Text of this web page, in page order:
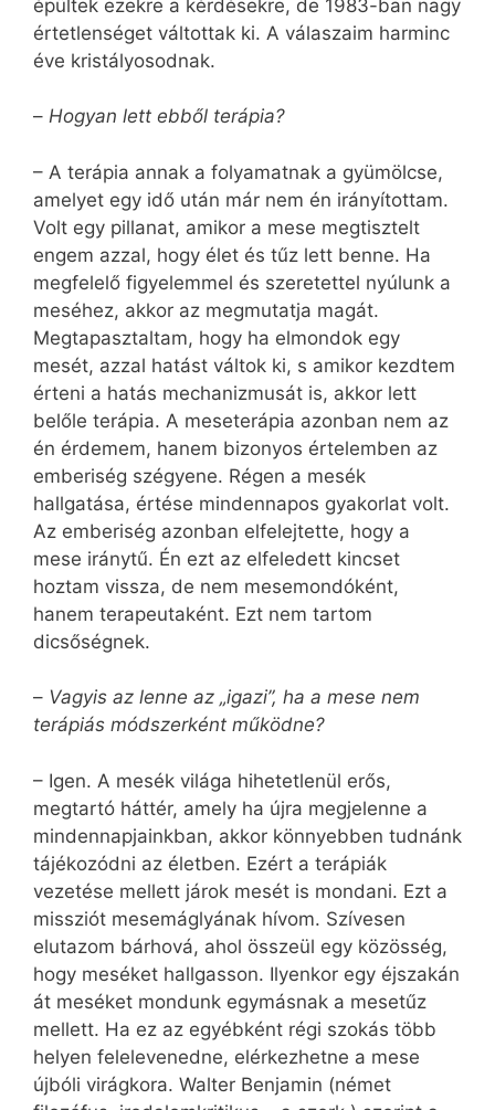
épültek ezekre a kérdésekre, de 1983-ban nagy
értetlenséget váltottak ki. A válaszaim harminc
éve kristályosodnak.
– Hogyan lett ebből terápia?
– A terápia annak a folyamatnak a gyümölcse,
amelyet egy idő után már nem én irányítottam.
Volt egy pillanat, amikor a mese megtisztelt
engem azzal, hogy élet és tűz lett benne. Ha
megfelelő figyelemmel és szeretettel nyúlunk a
meséhez, akkor az megmutatja magát.
Megtapasztaltam, hogy ha elmondok egy
mesét, azzal hatást váltok ki, s amikor kezdtem
érteni a hatás mechanizmusát is, akkor lett
belőle terápia. A meseterápia azonban nem az
én érdemem, hanem bizonyos értelemben az
emberiség szégyene. Régen a mesék
hallgatása, értése mindennapos gyakorlat volt.
Az emberiség azonban elfelejtette, hogy a
mese iránytű. Én ezt az elfeledett kincset
hoztam vissza, de nem mesemondóként,
hanem terapeutaként. Ezt nem tartom
dicsőségnek.
– Vagyis az lenne az „igazi”, ha a mese nem
terápiás módszerként működne?
– Igen. A mesék világa hihetetlenül erős,
megtartó háttér, amely ha újra megjelenne a
mindennapjainkban, akkor könnyebben tudnánk
tájékozódni az életben. Ezért a terápiák
vezetése mellett járok mesét is mondani. Ezt a
missziót mesemáglyának hívom. Szívesen
elutazom bárhová, ahol összeül egy közösség,
hogy meséket hallgasson. Ilyenkor egy éjszakán
át meséket mondunk egymásnak a mesetűz
mellett. Ha ez az egyébként régi szokás több
helyen felelevenedne, elérkezhetne a mese
újbóli virágkora. Walter Benjamin (német